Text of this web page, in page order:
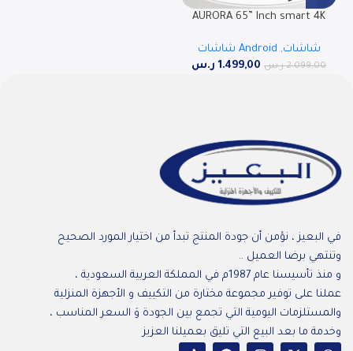
AURORA 65” Inch smart 4K
65LPS
شاشات, Android شاشات
2.099,00 ر.س 1.499,00 ر.س
في البعيز ، نؤمن أن جودة المنتج تبدأ من اختيار المورد الصحيح
وتنتهي برضا العميل ..
و منذ تأسيسنا عام 1987م في المملكة العربية السعودية ،
عملنا على توفير مجموعة مختارة من التكييف و الأجهزة المنزلية
والمستلزمات اليومية التي تجمع بين الجودة وَ السعر المناسب ،
وخدمة ما بعد البيع التي تليق بعميلنا العزيز